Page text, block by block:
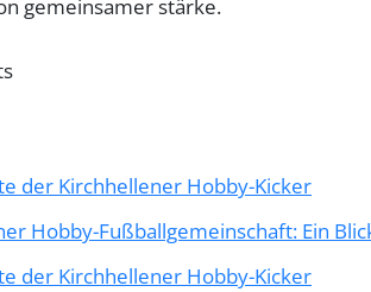
der Kirchhellener Hobby-Kicker
Hobby-Fußballgemeinschaft: Ein
der Kirchhellener Hobby-Kicker